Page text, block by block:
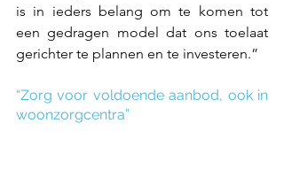
is in ieders belang om te komen tot
een gedragen model dat ons toelaat
gerichter te plannen en te investeren.”
“Zorg voor voldoende aanbod, ook in
woonzorgcentra”